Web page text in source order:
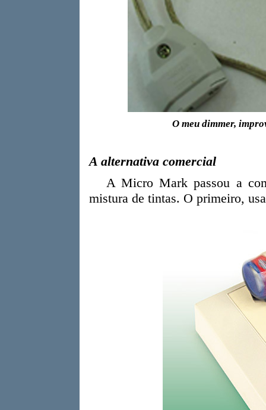
O meu dimmer,
A alternativa comercial
A Micro Mark passou a
mistura de tintas. O primeiro,